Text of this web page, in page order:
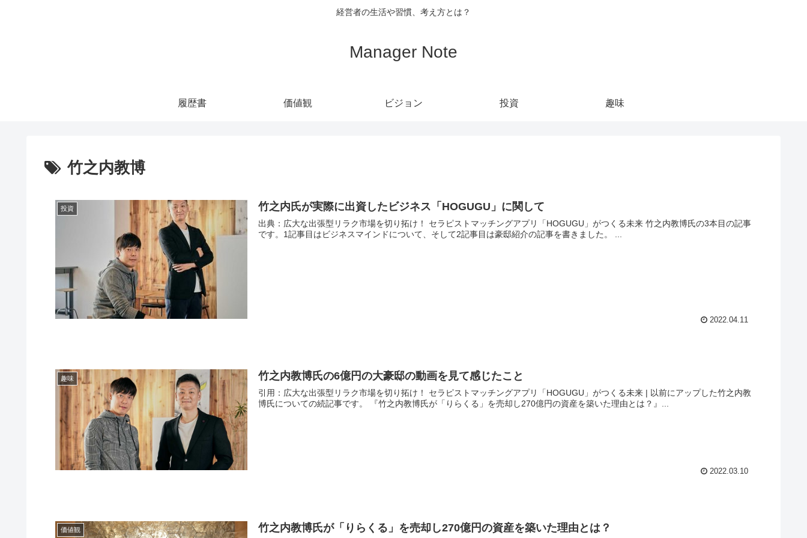
経営者の生活や習慣、考え方とは？
Manager Note
履歴書 価値観 ビジョン 投資 趣味
竹之内教博
投資 竹之内氏が実際に出資したビジネス「HOGUGU」に関して
出典：広大な出張型リラク市場を切り拓け！ セラピストマッチングアプリ「HOGUGU」がつくる未来 竹之内教博氏の3本目の記事
2022.04.11
趣味 竹之内教博氏の6億円の大豪邸の動画を見て感じたこと
引用：広大な出張型リラク市場を切り拓け！ セラピストマッチングアプリ「HOGUGU」がつくる未来 | 以前にアップした竹之内教
博氏についての続記事です。 『竹之内教博氏が「りらくる」を売却し270億円の資産を築いた理由とは？』...
2022.03.10
価値観 竹之内教博氏が「りらくる」を売却し270億円の資産を築いた理由とは？